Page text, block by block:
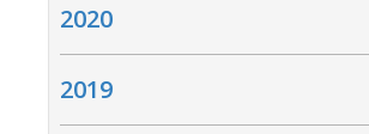
2020
2019